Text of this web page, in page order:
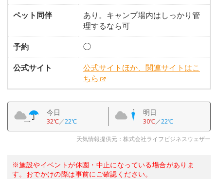
ペット同伴
あり。キャンプ場内はしっかり管
理するなら可
予約
◯
公式サイト
公式サイトほか、関連サイトはこ
ちら
今日
32℃／22℃
明日
30℃／22℃
天気情報提供元：株式会社ライフビジネスウェザー
※施設やイベントが休園・中止になっている場合がありま
す。おでかけの際は事前にご確認ください。